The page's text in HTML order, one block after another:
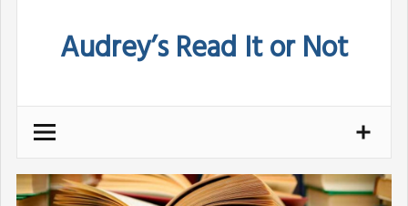
Audrey’s Read It or Not